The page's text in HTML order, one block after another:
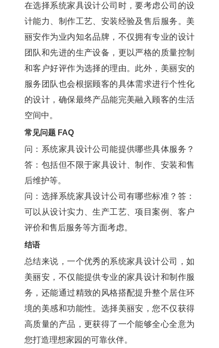
在选择系统家具设计公司时，要考虑公司的设
计能力、制作工艺、安装经验及售后服务。美
丽安作为业内知名品牌，不仅拥有专业的设计
团队和先进的生产设备，更以严格的质量控制
和客户好评作为选择的理由。此外，美丽安的
服务团队也会根据顾客的具体需求进行个性化
的设计，确保最终产品能完美融入顾客的生活
空间中。
常见问题 FAQ
问：系统家具设计公司能提供哪些具体服务？
答：包括但不限于家具设计、制作、安装和售
后维护等。
问：选择系统家具设计公司有哪些标准？答：
可以从设计实力、生产工艺、项目案例、客户
评价和售后服务等方面考虑。
结语
总结来说，一个优秀的系统家具设计公司，如
美丽安，不仅能提供专业的家具设计和制作服
务，还能通过精致的风格搭配提升整个居住环
境的美感和功能性。选择美丽安，您不仅获得
高质量的产品，更获得了一个能够全心全意为
您打造理想家园的可靠伙伴。